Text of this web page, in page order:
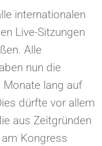
internationalen
Live-Sitzungen
Alle
nun die
lang auf
dürfte vor allem
aus Zeitgründen
Kongress